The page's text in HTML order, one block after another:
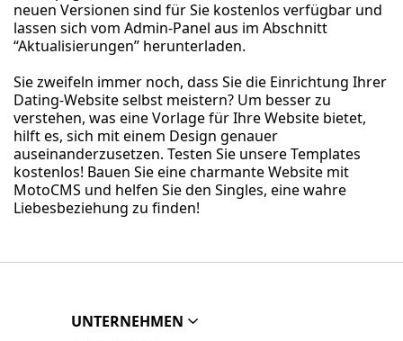
neuen Versionen sind für Sie kostenlos verfügbar und
lassen sich vom Admin-Panel aus im Abschnitt
“Aktualisierungen” herunterladen.
Sie zweifeln immer noch, dass Sie die Einrichtung Ihrer
Dating-Website selbst meistern? Um besser zu
verstehen, was eine Vorlage für Ihre Website bietet,
hilft es, sich mit einem Design genauer
auseinanderzusetzen. Testen Sie unsere Templates
kostenlos! Bauen Sie eine charmante Website mit
MotoCMS und helfen Sie den Singles, eine wahre
Liebesbeziehung zu finden!
UNTERNEHMEN